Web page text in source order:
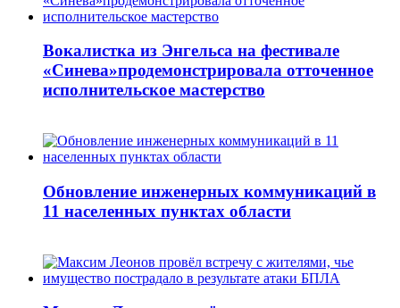
Вокалистка из Энгельса на фестивале
«Синева»продемонстрировала отточенное
исполнительское мастерство
Обновление инженерных коммуникаций в
11 населенных пунктах области